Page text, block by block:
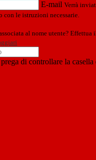
E-mail Verrà
le istruzioni necessarie.
al nome utente? Effettua
di controllare la casella